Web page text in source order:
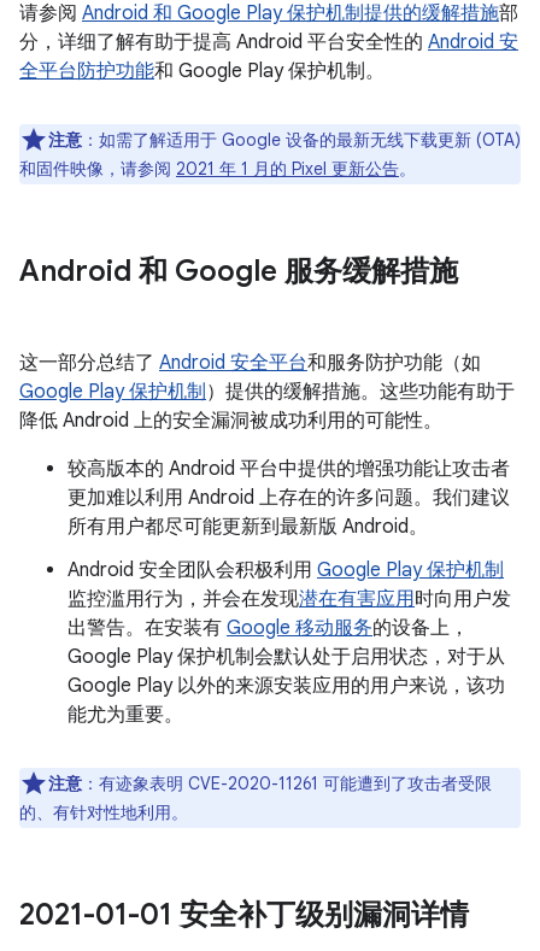
请参阅 Android 和 Google Play 保护机制提供的缓解措施部
分，详细了解有助于提高 Android 平台安全性的 Android 安
全平台防护功能和 Google Play 保护机制。
注意 ：如需了解适用于 Google 设备的最新无线下载更新 (OTA)
和固件映像，请参阅 2021 年 1 月的 Pixel 更新公告。
Android 和 Google 服务缓解措施
这一部分总结了 Android 安全平台和服务防护功能（如
Google Play 保护机制 ）提供的缓解措施。这些功能有助于
降低 Android 上的安全漏洞被成功利用的可能性。
较高版本的 Android 平台中提供的增强功能让攻击者
更加难以利用 Android 上存在的许多问题。我们建议
所有用户都尽可能更新到最新版 Android。
Android 安全团队会积极利用 Google Play 保护机制
监控滥用行为，并会在发现潜在有害应用时向用户发
出警告。在安装有 Google 移动服务的设备上，
Google Play 保护机制会默认处于启用状态，对于从
Google Play 以外的来源安装应用的用户来说，该功
能尤为重要。
注意 ：有迹象表明 CVE-2020-11261 可能遭到了攻击者受限
的、有针对性地利用。
2021-01-01 安全补丁级别漏洞详情